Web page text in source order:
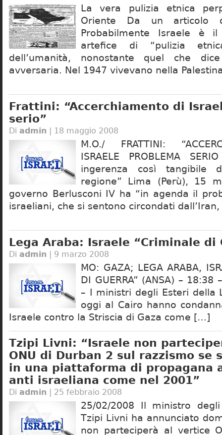
La vera pulizia etnica
Oriente Da un articolo
Probabilmente Israele è
artefice di “pulizia
dell’umanità, nonostante quel che
avversaria. Nel 1947 vivevano nella
Frattini: “Accerchiamento di
serio”
Di admin | 18 maggio 2008
M.O./ FRATTINI:
ISRAELE PROBLEMA
ingerenza così tangibile
regione” Lima (Perù), 15
governo Berlusconi IV ha “in agenda il
israeliani, che si sentono circondati
Lega Araba: Israele “Criminale di
Di admin | 9 marzo 2008
MO: GAZA; LEGA ARABA,
DI GUERRA” (ANSA) – 18:38
– I ministri degli Esteri della
oggi al Cairo hanno
Israele contro la Striscia di Gaza come […]
Tzipi Livni: “Israele non
ONU di Durban 2 sul razzismo se
in una piattaforma di propagana
anti israeliana come nel 2001”
Di admin | 25 febbraio 2008
25/02/2008 Il ministro
Tzipi Livni ha annunciato
non parteciperà al vertice